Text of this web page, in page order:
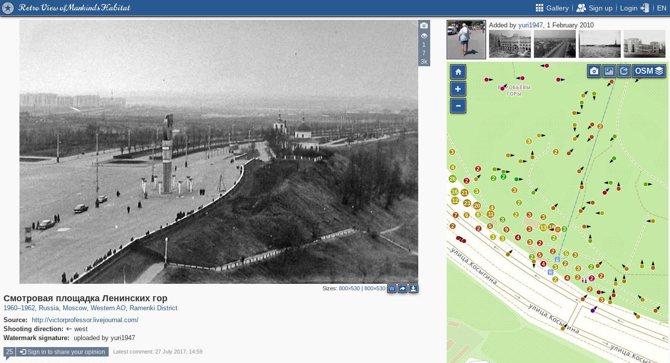
Retro View of Mankind's Habitat Gallery Sign up Login EN
1
7
3k
Sizes: 800×530| 800×530 W
Смотровая площадка Ленинских гор
1960–1962, Russia
1,406,840 29,243
, Moscow
319,861 8,286
, Western AO
27,129 310
, Ramenki District
5,675 64
Source:
http://victorprofessor.livejournal.com/
Shooting direction:  west
Watermark signature:
uploaded by yuri1947
Added byyuri1947, 1 February 2010
3
2
2
2
2 2
3
4
2
3
2
5 3
3
18
2
2
5
4
2
2
3
3
9
4
2
3 13
3
3
2
3
4
11
3
3
5
2
8
20
6
7
12 23
21 3
2 2
3
2
3
4
26
2
16
2
2
2
2
2
OSM
25 Sign in to share your opinion Latest comment: 27 July 2017, 14:59